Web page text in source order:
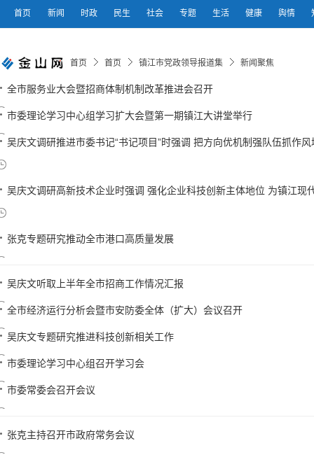
首页 新闻 时政 民生 社会 专题 生活 健康 舆情
首页 首页 镇江市党政领导报道集 新闻聚焦
全市服务业大会暨招商体制机制改革推进会召开
市委理论学习中心组学习扩大会暨第一期镇江大讲堂举行
吴庆文调研推进市委书记“书记项目”时强调 把方向优机制强队伍抓作
吴庆文调研高新技术企业时强调 强化企业科技创新主体地位 为镇江现
张克专题研究推动全市港口高质量发展
吴庆文听取上半年全市招商工作情况汇报
全市经济运行分析会暨市安防委全体（扩大）会议召开
吴庆文专题研究推进科技创新相关工作
市委理论学习中心组召开学习会
市委常委会召开会议
张克主持召开市政府常务会议